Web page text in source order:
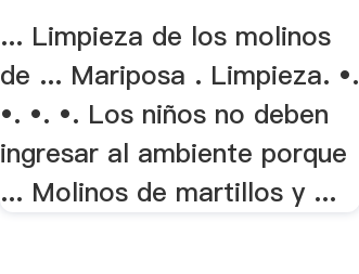
... Limpieza de los molinos
de ... Mariposa . Limpieza. •.
•. •. •. Los niños no deben
ingresar al ambiente porque
... Molinos de martillos y ...